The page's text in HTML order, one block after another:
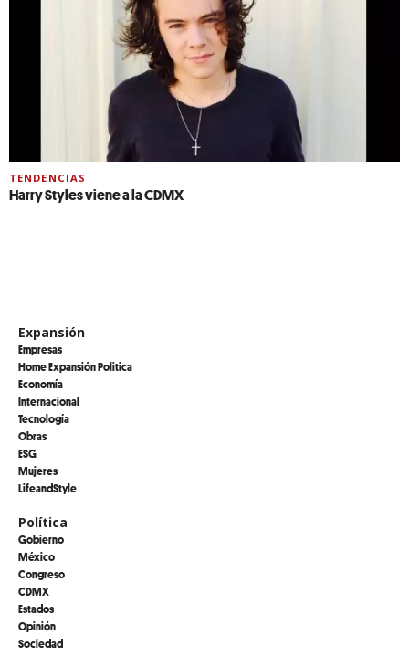
TENDENCIAS
Harry Styles viene a la CDMX
Expansión
Empresas
Home Expansión Politica
Economía
Internacional
Tecnología
Obras
ESG
Mujeres
LifeandStyle
Política
Gobierno
México
Congreso
CDMX
Estados
Opinión
Sociedad